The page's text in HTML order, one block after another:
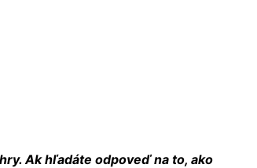
Ak hľadáte odpoveď na to, ako